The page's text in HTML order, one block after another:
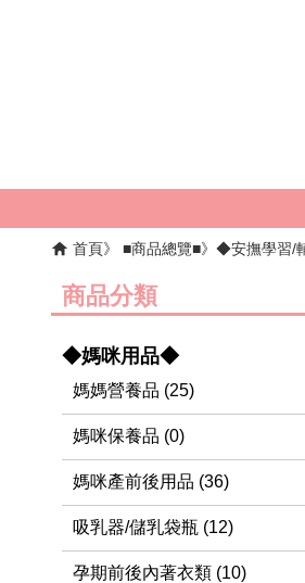
首頁 ■商品總覽■ ◆安撫學習/
商品分類
◆媽咪用品◆
媽媽營養品 (25)
媽咪保養品 (0)
媽咪產前後用品 (36)
吸乳器/儲乳袋瓶 (12)
孕期前後內著衣類 (10)